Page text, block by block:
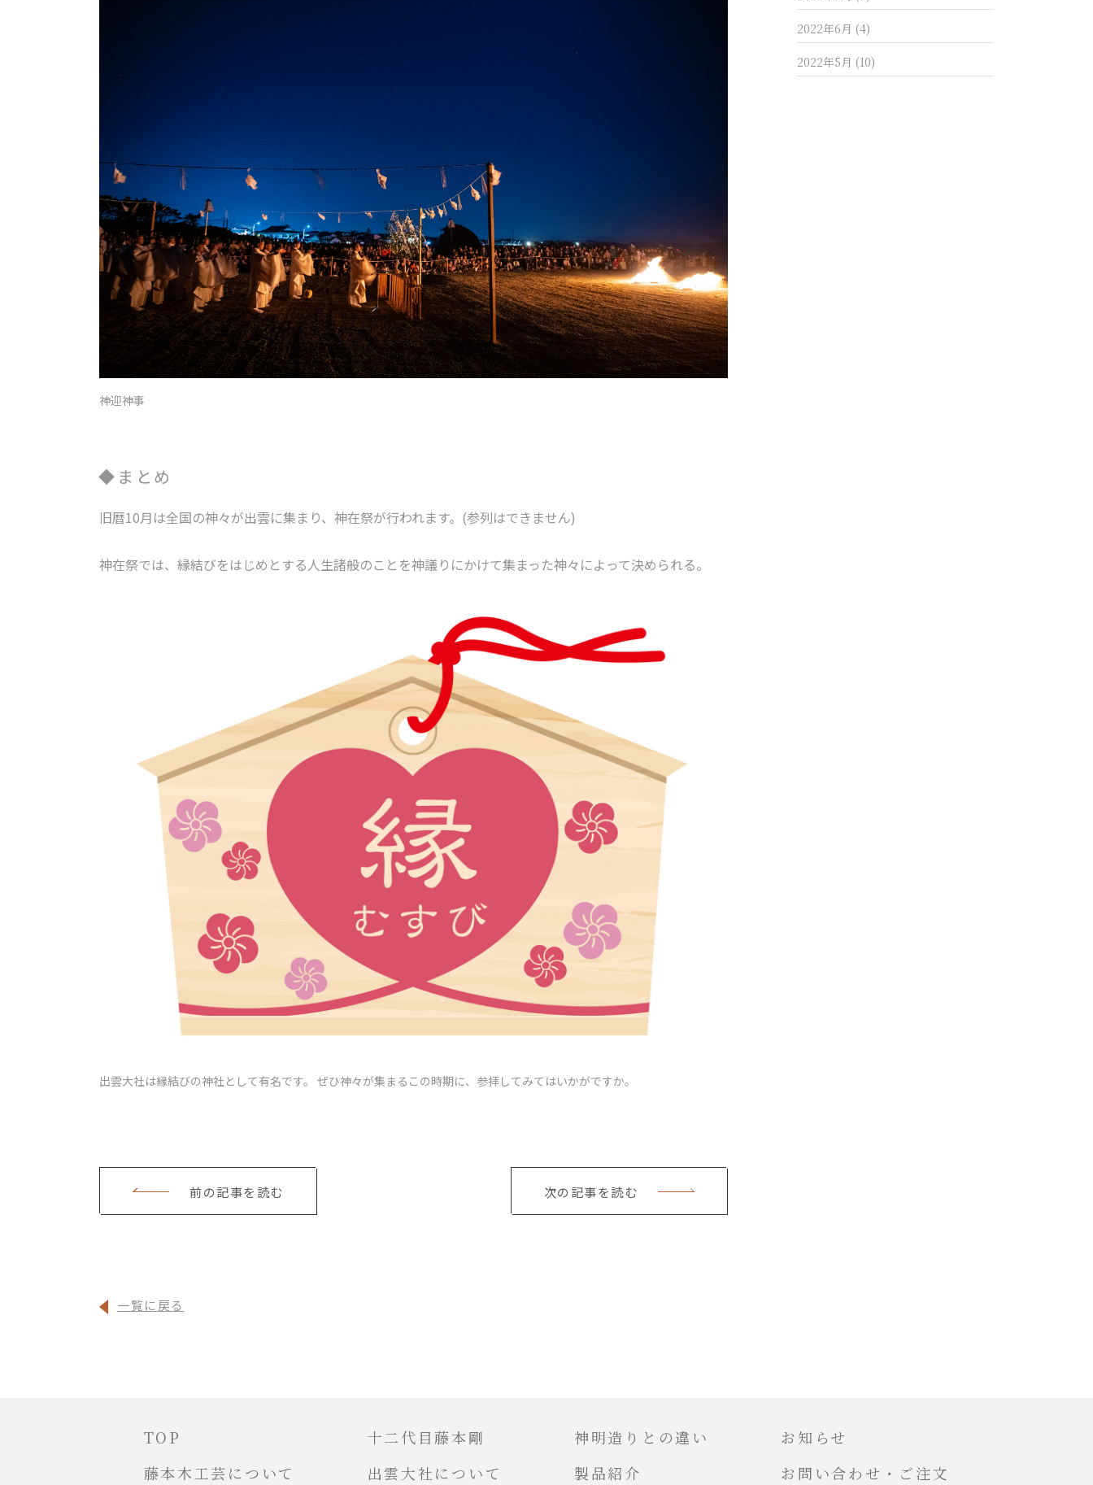
神迎神事
まとめ
旧暦10月は全国の神々が出雲に集まり、神在祭が行われます。(参列はできません)
神在祭では、縁結びをはじめとする人生諸般のことを神議りにかけて集まった神々によって決められる。
出雲大社は縁結びの神社として有名です。 ぜひ神々が集まるこの時期に、参拝してみてはいかがですか。
前の記事を読む 次の記事を読む
一覧に戻る
2022年6月 (4)
2022年5月 (10)
TOP
藤本木工芸について
十二代目藤本剛
出雲大社について
神明造りとの違い
製品紹介
お知らせ
お問い合わせ・ご注文